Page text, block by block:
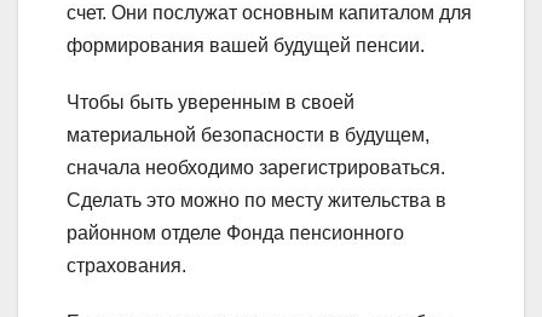
счет. Они послужат основным капиталом для
формирования вашей будущей пенсии.
Чтобы быть уверенным в своей
материальной безопасности в будущем,
сначала необходимо зарегистрироваться.
Сделать это можно по месту жительства в
районном отделе Фонда пенсионного
страхования.